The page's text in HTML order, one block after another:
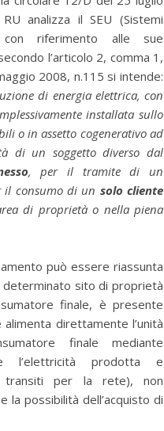
analizza il SEU (Sistemi
riferimento alle sue
l’articolo 2, comma 1,
2008, n.115 si intende:
di energia elettrica, con
installata sullo
o in assetto cogenerativo ad
di un soggetto diverso dal
, per il tramite di un
il consumo di un solo cliente
di proprietà o nella piena
può essere riassunta
determinato sito di proprietà
finale, è presente
direttamente l’unità
finale mediante
l’elettricità prodotta e
transiti per la rete), non
la possibilità dell’acquisto di